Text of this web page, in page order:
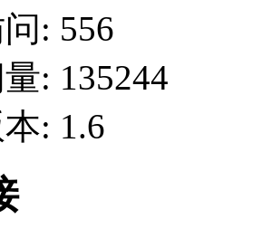
: 556
: 135244
: 1.6